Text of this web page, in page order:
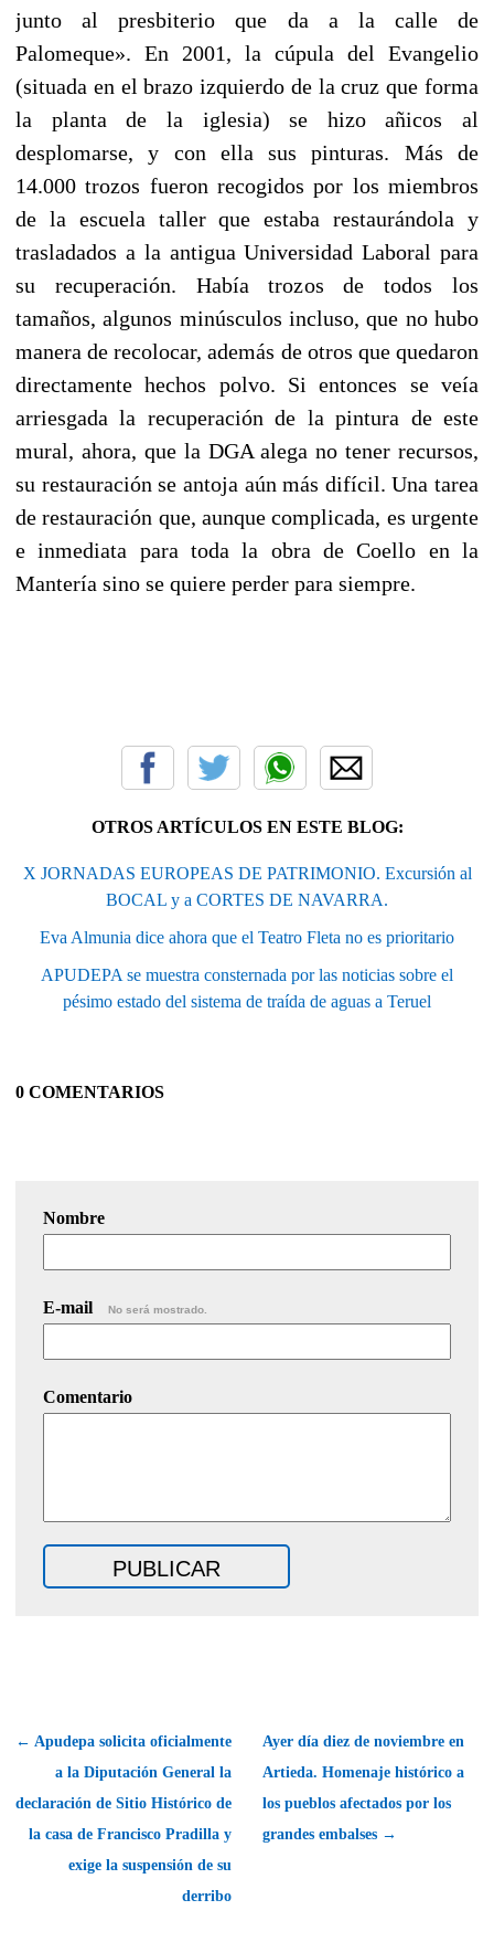
junto al presbiterio que da a la calle de
Palomeque». En 2001, la cúpula del Evangelio
(situada en el brazo izquierdo de la cruz que forma
la planta de la iglesia) se hizo añicos al
desplomarse, y con ella sus pinturas. Más de
14.000 trozos fueron recogidos por los miembros
de la escuela taller que estaba restaurándola y
trasladados a la antigua Universidad Laboral para
su recuperación. Había trozos de todos los
tamaños, algunos minúsculos incluso, que no hubo
manera de recolocar, además de otros que quedaron
directamente hechos polvo. Si entonces se veía
arriesgada la recuperación de la pintura de este
mural, ahora, que la DGA alega no tener recursos,
su restauración se antoja aún más difícil. Una tarea
de restauración que, aunque complicada, es urgente
e inmediata para toda la obra de Coello en la
Mantería sino se quiere perder para siempre.
OTROS ARTÍCULOS EN ESTE BLOG:
X JORNADAS EUROPEAS DE PATRIMONIO. Excursión al
BOCAL y a CORTES DE NAVARRA.
Eva Almunia dice ahora que el Teatro Fleta no es prioritario
APUDEPA se muestra consternada por las noticias sobre el
pésimo estado del sistema de traída de aguas a Teruel
0 COMENTARIOS
Nombre
E-mail No será mostrado.
Comentario
← Apudepa solicita oficialmente
a la Diputación General la
declaración de Sitio Histórico de
la casa de Francisco Pradilla y
exige la suspensión de su
derribo
Ayer día diez de noviembre en
Artieda. Homenaje histórico a
los pueblos afectados por los
grandes embalses →